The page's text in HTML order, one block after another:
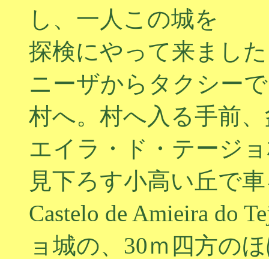
し、一人この城を
探検にやって来まし
ニーザからタクシー
村へ。村へ入る手前
エイラ・ド・テージ
見下ろす小高い丘で
Castelo de Amieira do
ョ城の、30ｍ四方の